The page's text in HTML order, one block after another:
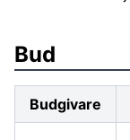
Bud
Budgivare